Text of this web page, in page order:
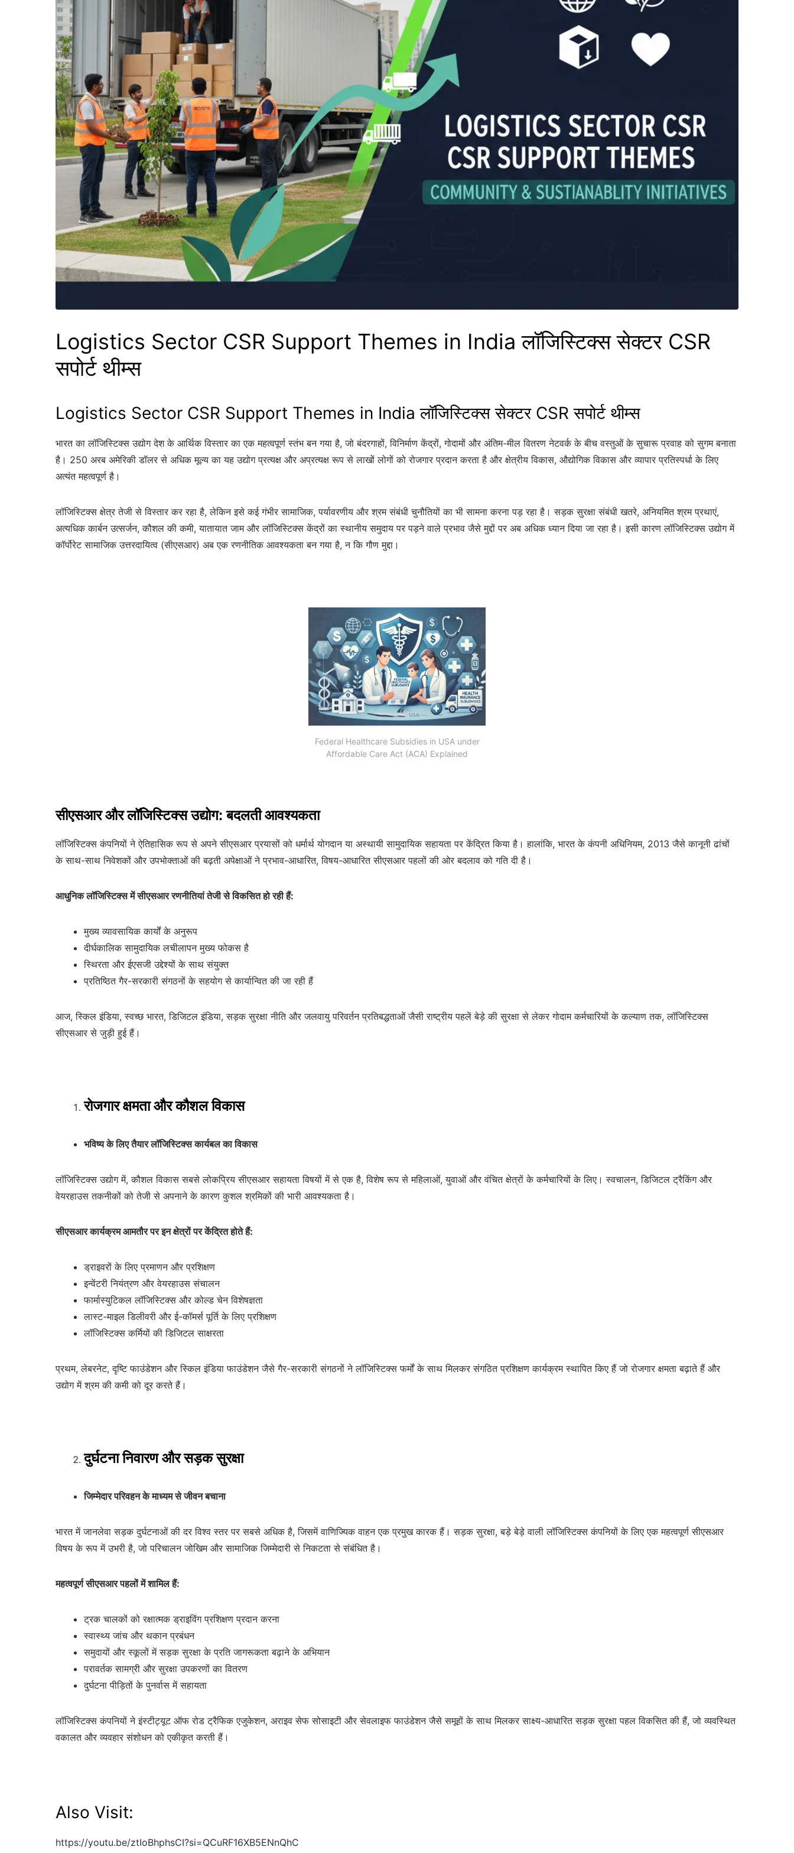
Logistics Sector CSR Support Themes in India लॉजिस्टिक्स सेक्टर CSR
सपोर्ट थीम्स
Logistics Sector CSR Support Themes in India लॉजिस्टिक्स सेक्टर CSR सपोर्ट थीम्स
भारत का लॉजिस्टिक्स उद्योग देश के आर्थिक विस्तार का एक महत्वपूर्ण स्तंभ बन गया है, जो बंदरगाहों, विनिर्माण केंद्रों, गोदामों और अंतिम-मील वितरण नेटवर्क के बीच वस्तुओं के सुचारू प्रवाह को सुगम बनाता
है। 250 अरब अमेरिकी डॉलर से अधिक मूल्य का यह उद्योग प्रत्यक्ष और अप्रत्यक्ष रूप से लाखों लोगों को रोजगार प्रदान करता है और क्षेत्रीय विकास, औद्योगिक विकास और व्यापार प्रतिस्पर्धा के लिए
अत्यंत महत्वपूर्ण है।
लॉजिस्टिक्स क्षेत्र तेजी से विस्तार कर रहा है, लेकिन इसे कई गंभीर सामाजिक, पर्यावरणीय और श्रम संबंधी चुनौतियों का भी सामना करना पड़ रहा है। सड़क सुरक्षा संबंधी खतरे, अनियमित श्रम प्रथाएं,
अत्यधिक कार्बन उत्सर्जन, कौशल की कमी, यातायात जाम और लॉजिस्टिक्स केंद्रों का स्थानीय समुदाय पर पड़ने वाले प्रभाव जैसे मुद्दों पर अब अधिक ध्यान दिया जा रहा है। इसी कारण लॉजिस्टिक्स उद्योग में
कॉर्पोरेट सामाजिक उत्तरदायित्व (सीएसआर) अब एक रणनीतिक आवश्यकता बन गया है, न कि गौण मुद्दा।
Federal Healthcare Subsidies in USA under
Affordable Care Act (ACA) Explained
सीएसआर और लॉजिस्टिक्स उद्योग: बदलती आवश्यकता
लॉजिस्टिक्स कंपनियों ने ऐतिहासिक रूप से अपने सीएसआर प्रयासों को धर्मार्थ योगदान या अस्थायी सामुदायिक सहायता पर केंद्रित किया है। हालांकि, भारत के कंपनी अधिनियम, 2013 जैसे कानूनी ढांचों
के साथ-साथ निवेशकों और उपभोक्ताओं की बढ़ती अपेक्षाओं ने प्रभाव-आधारित, विषय-आधारित सीएसआर पहलों की ओर बदलाव को गति दी है।
आधुनिक लॉजिस्टिक्स में सीएसआर रणनीतियां तेजी से विकसित हो रही हैं:
मुख्य व्यावसायिक कार्यों के अनुरूप
दीर्घकालिक सामुदायिक लचीलापन मुख्य फोकस है
स्थिरता और ईएसजी उद्देश्यों के साथ संयुक्त
प्रतिष्ठित गैर-सरकारी संगठनों के सहयोग से कार्यान्वित की जा रही हैं
आज, स्किल इंडिया, स्वच्छ भारत, डिजिटल इंडिया, सड़क सुरक्षा नीति और जलवायु परिवर्तन प्रतिबद्धताओं जैसी राष्ट्रीय पहलें बेड़े की सुरक्षा से लेकर गोदाम कर्मचारियों के कल्याण तक, लॉजिस्टिक्स
सीएसआर से जुड़ी हुई हैं।
रोजगार क्षमता और कौशल विकास
भविष्य के लिए तैयार लॉजिस्टिक्स कार्यबल का विकास
लॉजिस्टिक्स उद्योग में, कौशल विकास सबसे लोकप्रिय सीएसआर सहायता विषयों में से एक है, विशेष रूप से महिलाओं, युवाओं और वंचित क्षेत्रों के कर्मचारियों के लिए। स्वचालन, डिजिटल ट्रैकिंग और
वेयरहाउस तकनीकों को तेजी से अपनाने के कारण कुशल श्रमिकों की भारी आवश्यकता है।
सीएसआर कार्यक्रम आमतौर पर इन क्षेत्रों पर केंद्रित होते हैं:
ड्राइवरों के लिए प्रमाणन और प्रशिक्षण
इन्वेंटरी नियंत्रण और वेयरहाउस संचालन
फार्मास्युटिकल लॉजिस्टिक्स और कोल्ड चेन विशेषज्ञता
लास्ट-माइल डिलीवरी और ई-कॉमर्स पूर्ति के लिए प्रशिक्षण
लॉजिस्टिक्स कर्मियों की डिजिटल साक्षरता
प्रथम, लेबरनेट, दृष्टि फाउंडेशन और स्किल इंडिया फाउंडेशन जैसे गैर-सरकारी संगठनों ने लॉजिस्टिक्स फर्मों के साथ मिलकर संगठित प्रशिक्षण कार्यक्रम स्थापित किए हैं जो रोजगार क्षमता बढ़ाते हैं और
उद्योग में श्रम की कमी को दूर करते हैं।
दुर्घटना निवारण और सड़क सुरक्षा
जिम्मेदार परिवहन के माध्यम से जीवन बचाना
भारत में जानलेवा सड़क दुर्घटनाओं की दर विश्व स्तर पर सबसे अधिक है, जिसमें वाणिज्यिक वाहन एक प्रमुख कारक हैं। सड़क सुरक्षा, बड़े बेड़े वाली लॉजिस्टिक्स कंपनियों के लिए एक महत्वपूर्ण सीएसआर
विषय के रूप में उभरी है, जो परिचालन जोखिम और सामाजिक जिम्मेदारी से निकटता से संबंधित है।
महत्वपूर्ण सीएसआर पहलों में शामिल हैं:
ट्रक चालकों को रक्षात्मक ड्राइविंग प्रशिक्षण प्रदान करना
स्वास्थ्य जांच और थकान प्रबंधन
समुदायों और स्कूलों में सड़क सुरक्षा के प्रति जागरूकता बढ़ाने के अभियान
परावर्तक सामग्री और सुरक्षा उपकरणों का वितरण
दुर्घटना पीड़ितों के पुनर्वास में सहायता
लॉजिस्टिक्स कंपनियों ने इंस्टीट्यूट ऑफ रोड ट्रैफिक एजुकेशन, अराइव सेफ सोसाइटी और सेवलाइफ फाउंडेशन जैसे समूहों के साथ मिलकर साक्ष्य-आधारित सड़क सुरक्षा पहल विकसित की हैं, जो व्यवस्थित
वकालत और व्यवहार संशोधन को एकीकृत करती हैं।
Also Visit:
https://youtu.be/ztIoBhphsCI?si=QCuRF16XB5ENnQhC